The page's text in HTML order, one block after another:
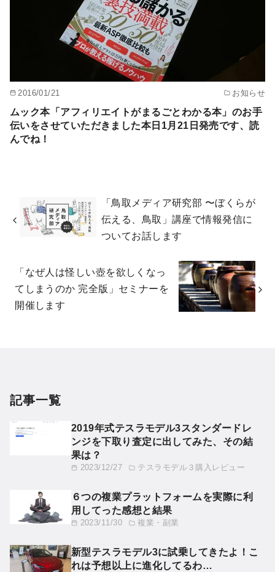
2016/01/21 お知らせ
ムック本「アフィリエイトがまるごとわかる本」のお手
伝いをさせていただきました本日1月21日発売です、読
んでね！
「鳥取メディア研究部 〜ぼくらが
伝える、鳥取」講座で情報発信に
ついてお話します
「なぜ人は怪しい壺を欲しくなっ
てしまうのか 完全版」セミナーを
開催します
記事一覧
2023/12/27 テスラモデル３購入レビュー
2019年式テスラモデル3スタンダードレ
ンジを下取り査定に出してみた、その結
果は？
2023/11/30 複業・副業
６つの複業プラットフォームを実際に利
用してった感想と結果
新型テスラモデル3に試乗してきたよ！こ
れは予想以上に進化してるわ…